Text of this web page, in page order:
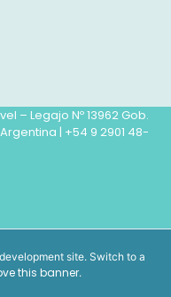
– Legajo Nº 13962 Gob.
| +54 9 2901 48-
site. Switch to a
this banner.